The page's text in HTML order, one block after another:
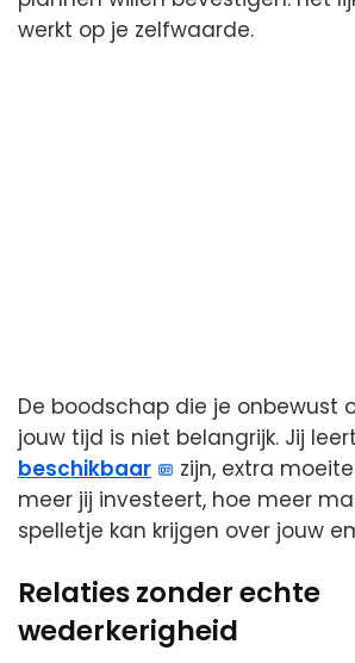
werkt op je zelfwaarde.
De boodschap die je onbewust
jouw tijd is niet belangrijk. Jij
beschikbaar
zijn, extra
meer jij investeert, hoe meer
spelletje kan krijgen over jouw
Relaties zonder echte
wederkerigheid